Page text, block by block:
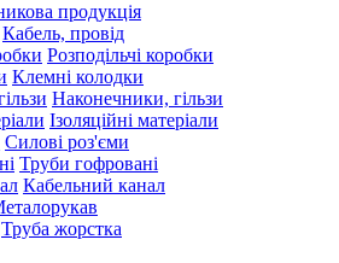
продукція
Кабель, провід
Розподільчі коробки
Клемні колодки
Наконечники, гільзи
Ізоляційні матеріали
Силові роз'єми
Труби гофровані
Кабельний канал
Труба жорстка